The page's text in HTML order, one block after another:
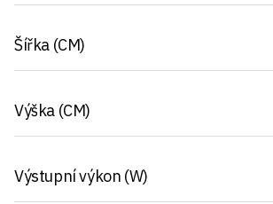
Šířka (CM)
Výška (CM)
Výstupní výkon (W)